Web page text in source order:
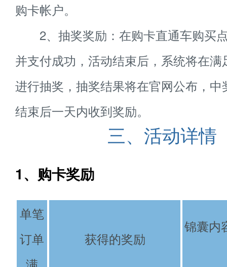
购卡帐户。
2、抽奖奖励：在购卡直通车购买
并支付成功，活动结束后，系统将在
进行抽奖，抽奖结果将在官网公布，
结束后一天内收到奖励。
三、活动详情
1、购卡奖励
单笔
订单
获得的奖励
锦囊内